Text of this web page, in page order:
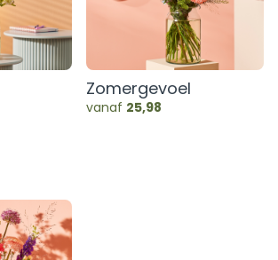
Zomergevoel
vanaf 25,98